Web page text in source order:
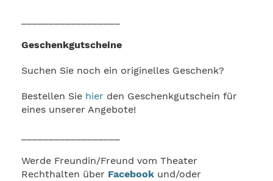
Geschenkgutscheine
Suchen Sie noch ein originelles Geschenk?
Bestellen Sie hier den Geschenkgutschein für
eines unserer Angebote!
Werde Freundin/Freund vom Theater
Rechthalten über Facebook und/oder